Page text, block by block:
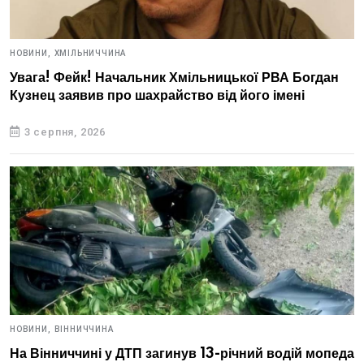
НОВИНИ, ХМІЛЬНИЧЧИНА
Увага! Фейк! Начальник Хмільницької РВА Богдан
Кузнец заявив про шахрайство від його імені
3 серпня, 2026
НОВИНИ, ВІННИЧЧИНА
На Вінниччині у ДТП загинув 13-річний водій мопеда